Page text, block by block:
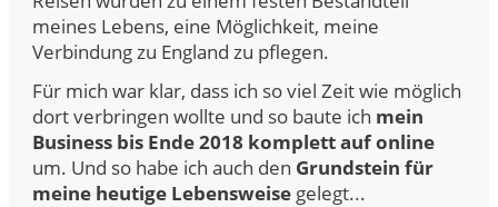
meines Lebens, eine Möglichkeit, meine
Verbindung zu England zu pflegen.
Für mich war klar, dass ich so viel Zeit wie möglich
dort verbringen wollte und so baute ich mein
Business bis Ende 2018 komplett auf online
um. Und so habe ich auch den Grundstein für
meine heutige Lebensweise gelegt...